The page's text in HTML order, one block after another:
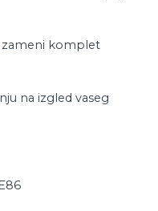
zameni komplet
na izgled vaseg